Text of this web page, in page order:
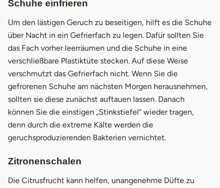
Schuhe einfrieren
Um den lästigen Geruch zu beseitigen, hilft es die Schuhe
über Nacht in ein Gefrierfach zu legen. Dafür sollten Sie
das Fach vorher leerräumen und die Schuhe in eine
verschließbare Plastiktüte stecken. Auf diese Weise
verschmutzt das Gefrierfach nicht. Wenn Sie die
gefrorenen Schuhe am nächsten Morgen herausnehmen,
sollten sie diese zunächst auftauen lassen. Danach
können Sie die einstigen „Stinkstiefel“ wieder tragen,
denn durch die extreme Kälte werden die
geruchsproduzierenden Bakterien vernichtet.
Zitronenschalen
Die Citrusfrucht kann helfen, unangenehme Düfte zu